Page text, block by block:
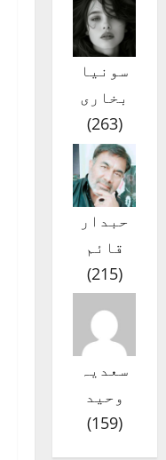
سونیا
بخاری
(
263
)
حبدار
قائم
(
215
)
سعدیہ
وحید
(
159
)